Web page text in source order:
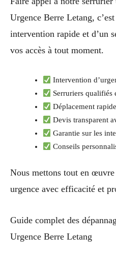
Urgence Berre Letang,
intervention rapide et d’un
vos accès à tout moment.
Intervention
Serruriers qualifiés
Déplacement
Devis transparent
Garantie sur les
Conseils
Nous mettons tout en
urgence avec efficacité et
Guide complet des
Urgence Berre Letang